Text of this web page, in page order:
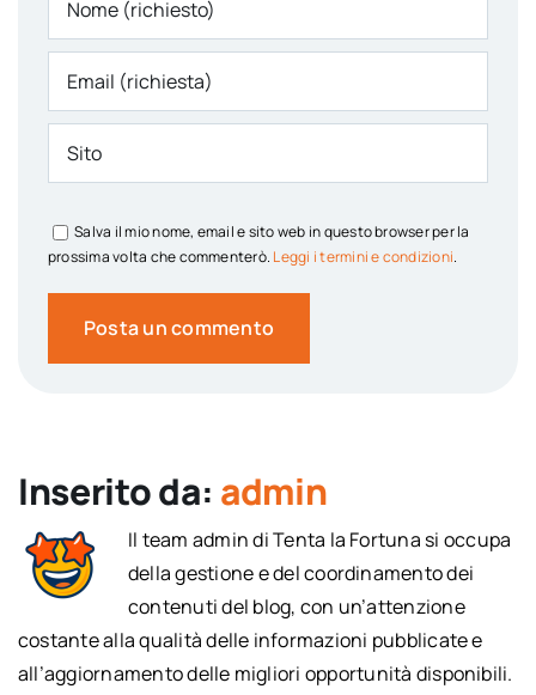
Salva il mio nome, email e sito web in questo browser per la
prossima volta che commenterò. Leggi i termini e condizioni.
Inserito da: admin
Il team admin di Tenta la Fortuna si occupa
della gestione e del coordinamento dei
contenuti del blog, con un’attenzione
costante alla qualità delle informazioni pubblicate e
all’aggiornamento delle migliori opportunità disponibili.